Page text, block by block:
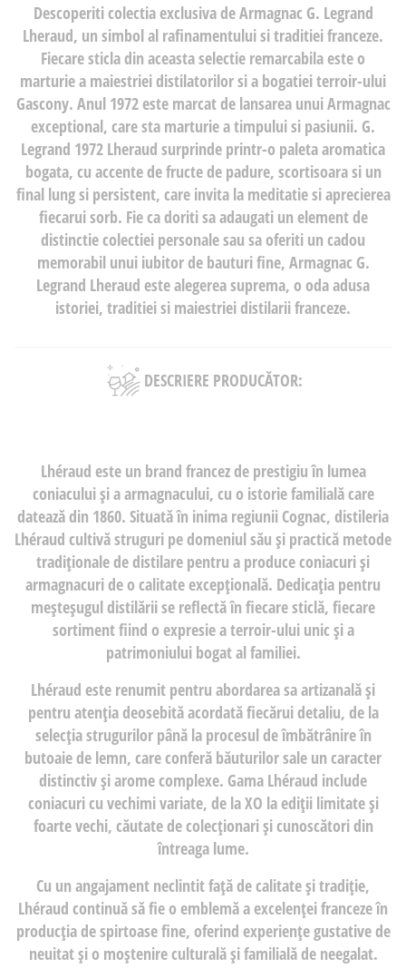
Descoperiti colectia exclusiva de Armagnac G. Legrand
Lheraud, un simbol al rafinamentului si traditiei franceze.
Fiecare sticla din aceasta selectie remarcabila este o
marturie a maiestriei distilatorilor si a bogatiei terroir-ului
Gascony. Anul 1972 este marcat de lansarea unui Armagnac
exceptional, care sta marturie a timpului si pasiunii. G.
Legrand 1972 Lheraud surprinde printr-o paleta aromatica
bogata, cu accente de fructe de padure, scortisoara si un
final lung si persistent, care invita la meditatie si aprecierea
fiecarui sorb. Fie ca doriti sa adaugati un element de
distinctie colectiei personale sau sa oferiti un cadou
memorabil unui iubitor de bauturi fine, Armagnac G.
Legrand Lheraud este alegerea suprema, o oda adusa
istoriei, traditiei si maiestriei distilarii franceze.
DESCRIERE PRODUCĂTOR:
Lhéraud este un brand francez de prestigiu în lumea
coniacului și a armagnacului, cu o istorie familială care
datează din 1860. Situată în inima regiunii Cognac, distileria
Lhéraud cultivă struguri pe domeniul său și practică metode
tradiționale de distilare pentru a produce coniacuri și
armagnacuri de o calitate excepțională. Dedicația pentru
meșteșugul distilării se reflectă în fiecare sticlă, fiecare
sortiment fiind o expresie a terroir-ului unic și a
patrimoniului bogat al familiei.
Lhéraud este renumit pentru abordarea sa artizanală și
pentru atenția deosebită acordată fiecărui detaliu, de la
selecția strugurilor până la procesul de îmbătrânire în
butoaie de lemn, care conferă băuturilor sale un caracter
distinctiv și arome complexe. Gama Lhéraud include
coniacuri cu vechimi variate, de la XO la ediții limitate și
foarte vechi, căutate de colecționari și cunoscători din
întreaga lume.
Cu un angajament neclintit față de calitate și tradiție,
Lhéraud continuă să fie o emblemă a excelenței franceze în
producția de spirtoase fine, oferind experiențe gustative de
neuitat și o moștenire culturală și familială de neegalat.